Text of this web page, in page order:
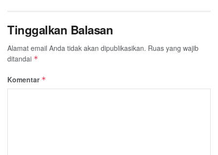
Tinggalkan Balasan
Alamat email Anda tidak akan dipublikasikan. Ruas yang wajib
ditandai *
Komentar *